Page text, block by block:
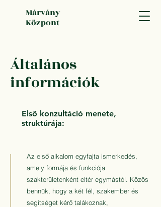
Márvány
Központ
Általános
információk
Első konzultáció menete,
struktúrája:
Az első alkalom egyfajta ismerkedés,
amely formája és funkciója
szakterületenként eltér egymástól. Közös
bennük, hogy a két fél, szakember és
segítséget kérő talákoznak,